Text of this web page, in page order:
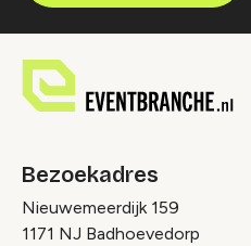
Bezoekadres
Nieuwemeerdijk 159
1171 NJ Badhoevedorp